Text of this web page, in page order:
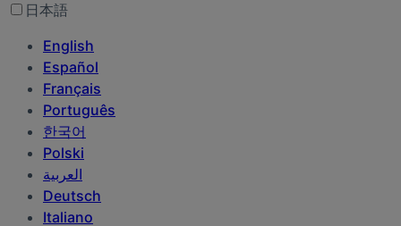
日本語
English
Español
Français
Português
한국어
Polski
العربية‏
Deutsch
Italiano